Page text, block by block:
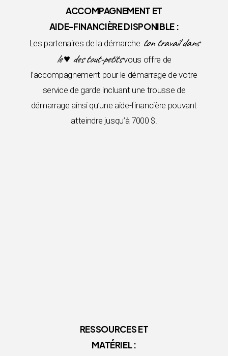
ACCOMPAGNEMENT ET
AIDE-FINANCIÈRE DISPONIBLE :
Les partenaires de la démarche ton travail dans
le ♥ des tout-petitsvous offre de
l’accompagnement pour le démarrage de votre
service de garde incluant une trousse de
démarrage ainsi qu’une aide-financière pouvant
atteindre jusqu’à 7000 $.
RESSOURCES ET
MATÉRIEL :